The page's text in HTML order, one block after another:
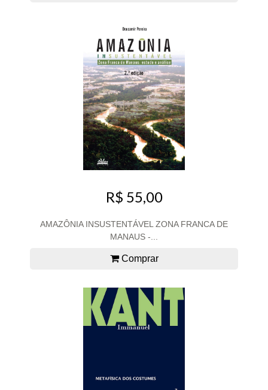
R$ 55,00
AMAZÔNIA INSUSTENTÁVEL ZONA FRANCA DE
MANAUS -...
Comprar